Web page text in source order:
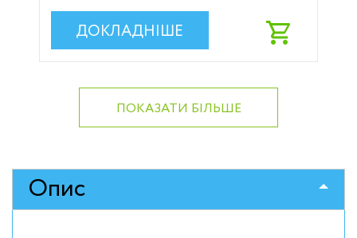
ДОКЛАДНІШЕ
ПОКАЗАТИ БІЛЬШЕ
Опис